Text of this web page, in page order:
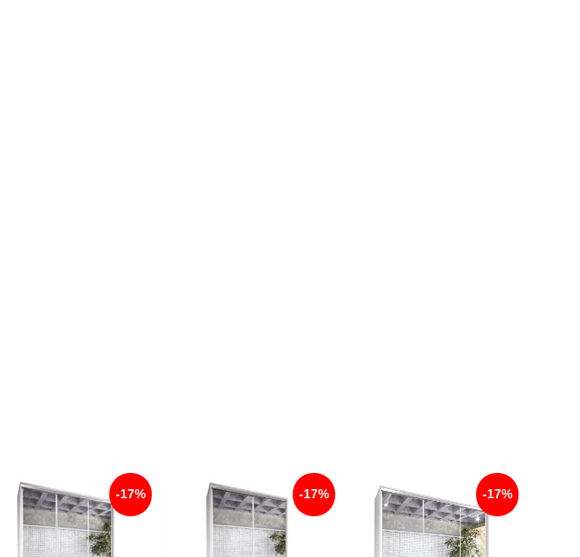
-17% -17% -17%